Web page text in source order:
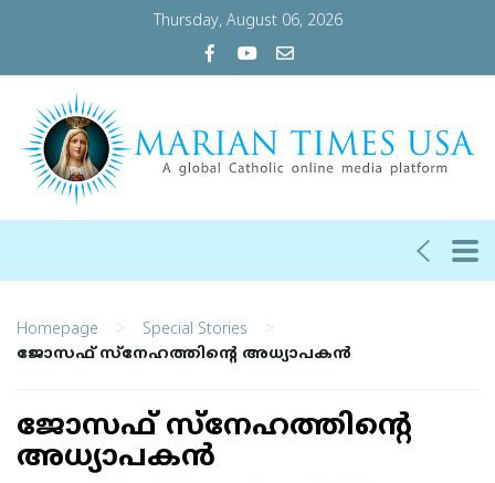
Thursday, August 06, 2026
Homepage > Special Stories >
ജോസഫ് സ്നേഹത്തിൻ്റെ അധ്യാപകൻ
ജോസഫ് സ്നേഹത്തിൻ്റെ
അധ്യാപകൻ